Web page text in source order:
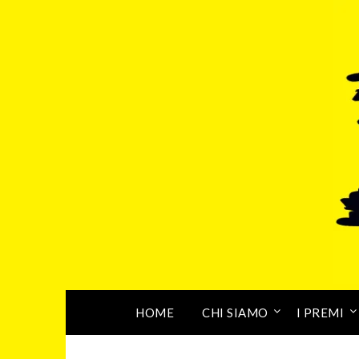
HOME CHI SIAMO I PREMI